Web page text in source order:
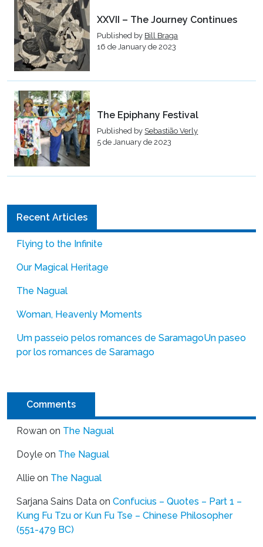
XXVII – The Journey Continues
Published by Bill Braga
16 de January de 2023
The Epiphany Festival
Published by Sebastião Verly
5 de January de 2023
Recent Articles
Flying to the Infinite
Our Magical Heritage
The Nagual
Woman, Heavenly Moments
Um passeio pelos romances de SaramagoUn paseo
por los romances de Saramago
Comments
Rowan on The Nagual
Doyle on The Nagual
Allie on The Nagual
Sarjana Sains Data on Confucius – Quotes – Part 1 –
Kung Fu Tzu or Kun Fu Tse – Chinese Philosopher
(551-479 BC)